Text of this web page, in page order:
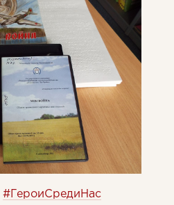
#ГероиСредиНас